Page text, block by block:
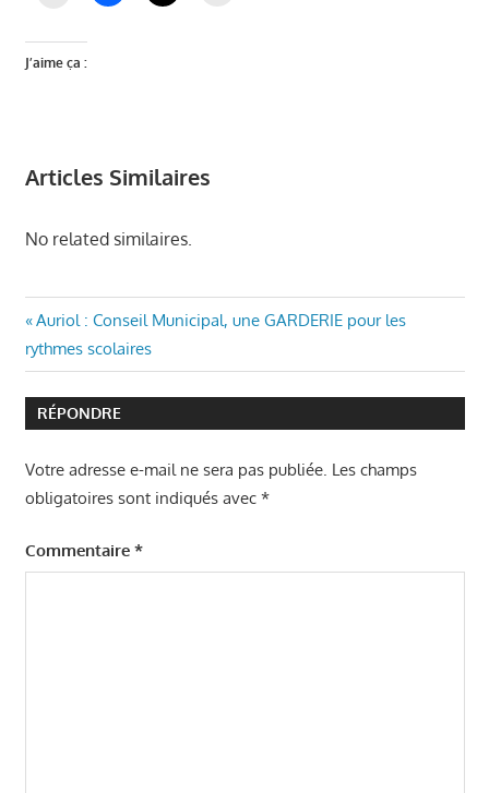
J’aime ça :
Articles Similaires
No related similaires.
Navigation
de
l’article
Article
précédent
:
Auriol : Conseil Municipal, une GARDERIE pour les
rythmes scolaires
RÉPONDRE
Votre adresse e-mail ne sera pas publiée. Les champs
obligatoires sont indiqués avec *
Commentaire *